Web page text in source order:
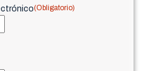
(Obligatorio)